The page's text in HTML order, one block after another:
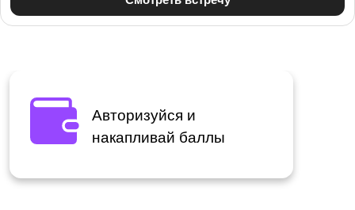
Авторизуйся и
накапливай баллы